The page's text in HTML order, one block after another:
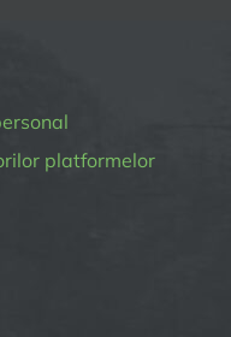
platformelor